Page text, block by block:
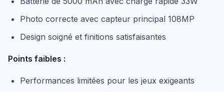
Photo correcte avec capteur principal 108MP
Design soigné et finitions satisfaisantes
Points faibles :
Performances limitées pour les jeux exigeants